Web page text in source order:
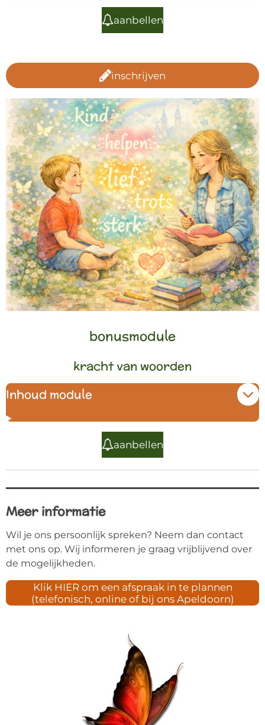
aanbellen
inschrijven
bonusmodule
kracht van woorden
Inhoud module
aanbellen
Meer informatie
Wil je ons persoonlijk spreken? Neem dan contact
met ons op. Wij informeren je graag vrijblijvend over
de mogelijkheden.
Klik HIER om een afspraak in te plannen
(telefonisch, online of bij ons Apeldoorn)